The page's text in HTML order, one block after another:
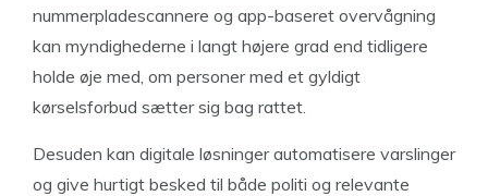
nummerpladescannere og app-baseret overvågning
kan myndighederne i langt højere grad end tidligere
holde øje med, om personer med et gyldigt
kørselsforbud sætter sig bag rattet.
Desuden kan digitale løsninger automatisere varslinger
og give hurtigt besked til både politi og relevante